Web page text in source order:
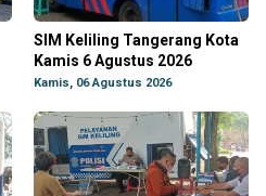
SIM Keliling Tangerang Kota
Kamis 6 Agustus 2026
Kamis, 06 Agustus 2026